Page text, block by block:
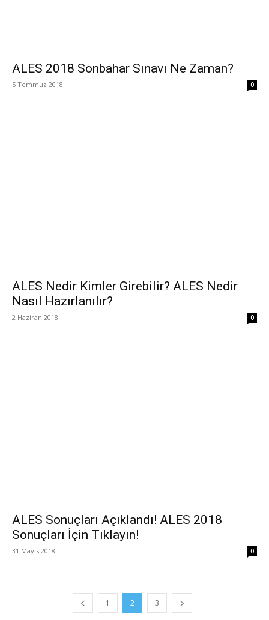
ALES 2018 Sonbahar Sınavı Ne Zaman?
5 Temmuz 2018 0
ALES Nedir Kimler Girebilir? ALES Nedir
Nasıl Hazırlanılır?
2 Haziran 2018 0
ALES Sonuçları Açıklandı! ALES 2018
Sonuçları İçin Tıklayın!
31 Mayıs 2018 0
1 2 3